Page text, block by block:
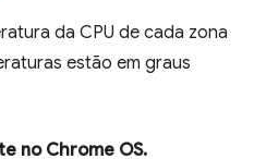
da CPU de cada zona
estão em graus
no Chrome OS.